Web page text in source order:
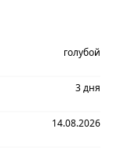
голубой
3 дня
14.08.2026